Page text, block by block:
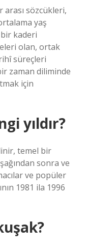
arası sözcükleri,
yaş
kaderi
olan, ortak
süreçleri
zaman diliminde
için
yıldır?
temel bir
sonra ve
ve popüler
1981 ila 1996